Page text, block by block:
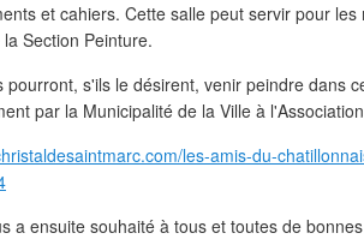
et cahiers. Cette salle peut servir pour
Section Peinture.
pourront, s'ils le désirent, venir peindre dans
par la Municipalité de la Ville à
les-amis-du-
a ensuite souhaité à tous et toutes de